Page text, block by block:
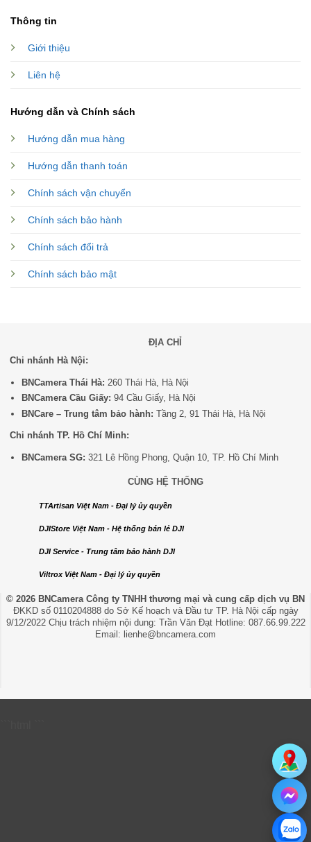
Thông tin
Giới thiệu
Liên hệ
Hướng dẫn và Chính sách
Hướng dẫn mua hàng
Hướng dẫn thanh toán
Chính sách vận chuyển
Chính sách bảo hành
Chính sách đổi trả
Chính sách bảo mật
ĐỊA CHỈ
Chi nhánh Hà Nội:
BNCamera Thái Hà: 260 Thái Hà, Hà Nội
BNCamera Cầu Giấy: 94 Cầu Giấy, Hà Nội
BNCare – Trung tâm bảo hành: Tầng 2, 91 Thái Hà, Hà Nội
Chi nhánh TP. Hồ Chí Minh:
BNCamera SG: 321 Lê Hồng Phong, Quận 10, TP. Hồ Chí Minh
CÙNG HỆ THỐNG
TTArtisan Việt Nam - Đại lý ủy quyền
DJIStore Việt Nam - Hệ thống bán lẻ DJI
DJI Service - Trung tâm bảo hành DJI
Viltrox Việt Nam - Đại lý ủy quyền
© 2026 BNCamera Công ty TNHH thương mại và cung cấp dịch vụ BN
ĐKKD số 0110204888 do Sở Kế hoạch và Đầu tư TP. Hà Nội cấp ngày
9/12/2022 Chịu trách nhiệm nội dung: Trần Văn Đạt Hotline: 087.66.99.222
Email: lienhe@bncamera.com